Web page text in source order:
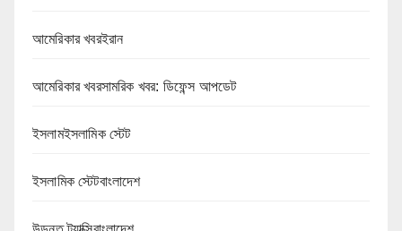
আমেরিকার খবরইরান
আমেরিকার খবরসামরিক খবর: ডিফেন্স আপডেট
ইসলামইসলামিক স্টেট
ইসলামিক স্টেটবাংলাদেশ